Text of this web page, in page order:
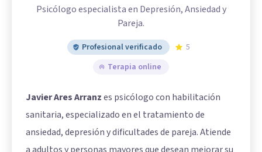
Psicólogo especialista en Depresión, Ansiedad y
Pareja.
Profesional verificado
5
Terapia online
Javier Ares Arranzes psicólogo con habilitación
sanitaria, especializado en el tratamiento de
ansiedad, depresión y dificultades de pareja. Atiende